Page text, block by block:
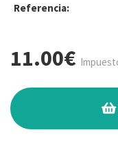
Referencia:
11.00€